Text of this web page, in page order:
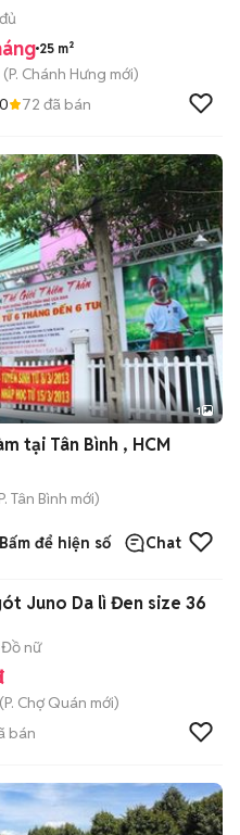
25 m²
(P. Chánh Hưng mới)
72 đã bán
1
tại Tân Bình , HCM
P. Tân Bình mới)
Bấm để hiện số Chat
Juno Da lì Đen size 36
Đồ nữ
(P. Chợ Quán mới)
bán